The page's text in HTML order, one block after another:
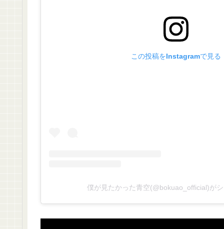
この投稿をInstagramで見る
僕が見たかった青空(@bokuao_official)が